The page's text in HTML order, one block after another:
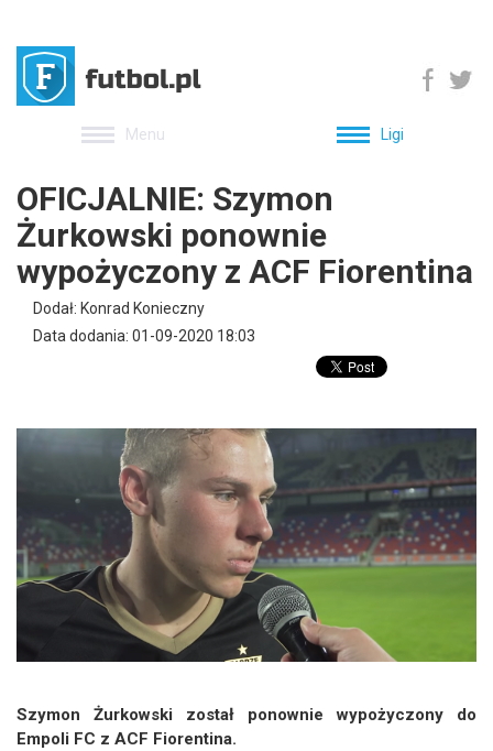
Menu Ligi
OFICJALNIE: Szymon
Żurkowski ponownie
wypożyczony z ACF Fiorentina
Dodał: Konrad Konieczny
Data dodania: 01-09-2020 18:03
Szymon Żurkowski został ponownie wypożyczony do
Empoli FC z ACF Fiorentina.